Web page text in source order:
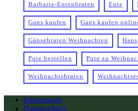
Barbarie-Entenbraten Ente
Gans kaufen Gans kaufen
Gänsebraten Weihnachten
Pute bestellen Pute zu
Weihnachtsbraten
Impressum
Datenschutz